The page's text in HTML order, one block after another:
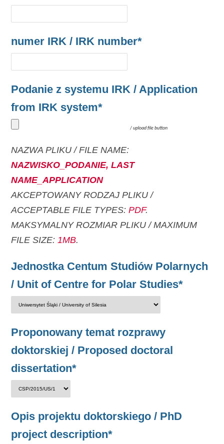
numer IRK / IRK number*
Podanie z systemu IRK / Application
from IRK system*
/upload file button
NAZWA PLIKU / FILE NAME:
NAZWISKO_PODANIE, LAST
NAME_APPLICATION
AKCEPTOWANY RODZAJ PLIKU /
ACCEPTABLE FILE TYPES: PDF.
MAKSYMALNY ROZMIAR PLIKU / MAXIMUM
FILE SIZE: 1MB.
Jednostka Centum Studiów Polarnych
/ Unit of Centre for Polar Studies*
Proponowany temat rozprawy
doktorskiej / Proposed doctoral
dissertation*
Opis projektu doktorskiego / PhD
project description*